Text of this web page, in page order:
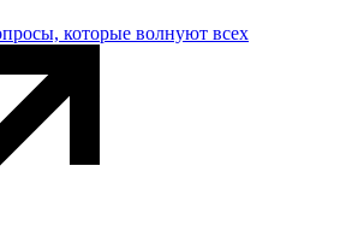
которые волнуют всех